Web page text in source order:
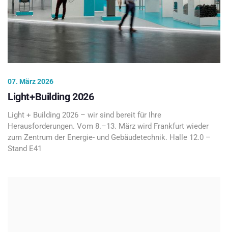
07. März 2026
Light+Building 2026
Light + Building 2026 – wir sind bereit für Ihre
Herausforderungen. Vom 8.–13. März wird Frankfurt wieder
zum Zentrum der Energie- und Gebäudetechnik. Halle 12.0 –
Stand E41